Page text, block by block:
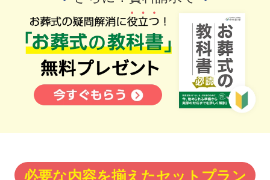
必要な内容を揃えたセットプラン